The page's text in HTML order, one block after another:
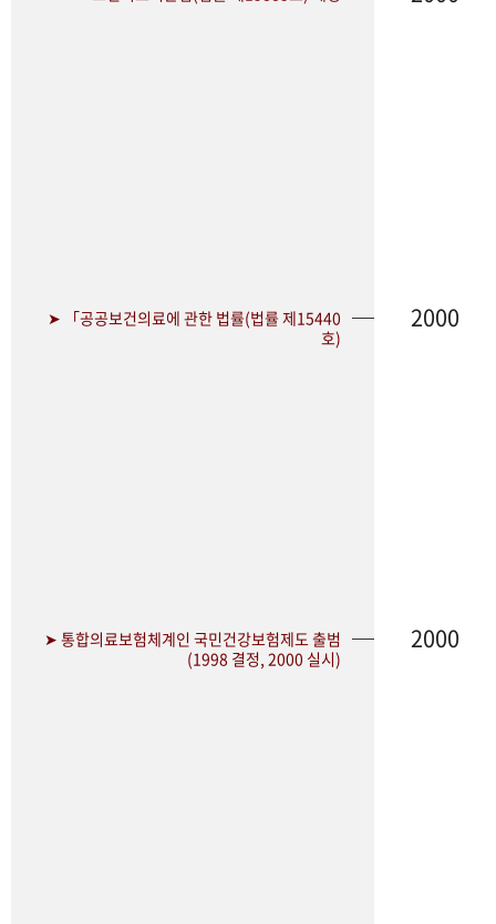
➤ 「공공보건의료에 관한 법률(법률 제15440
호)
2000
➤ 통합의료보험체계인 국민건강보험제도 출범
(1998 결정, 2000 실시)
2000